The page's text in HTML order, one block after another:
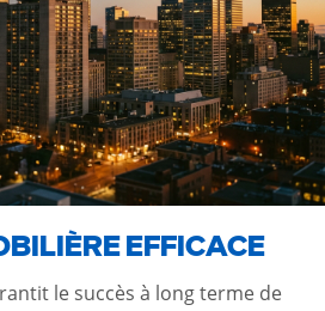
EFFICACE
le succès à long terme de